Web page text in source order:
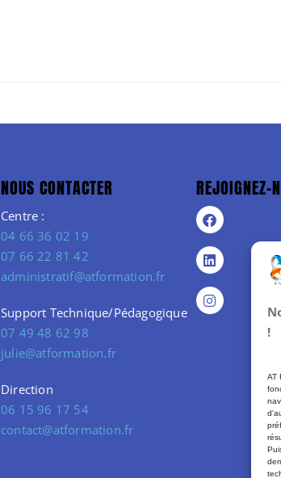
!
AT
NOUS CONTACTER
Centre :
04 66 36 02 19
07 66 22 81 42
administratif@atformation.fr
Support Technique/Pédagogique
07 49 48 62 98
julie@atformation.fr
Direction
06 15 96 17 54
contact@atformation.fr
REJOIGNEZ-